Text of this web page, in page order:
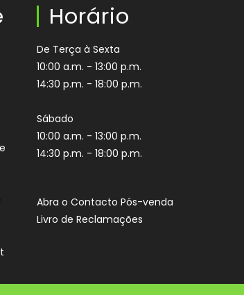
Horário
De Terça à Sexta
10:00 a.m. - 13:00 p.m.
14:30 p.m. - 18:00 p.m.
Sábado
10:00 a.m. - 13:00 p.m.
14:30 p.m. - 18:00 p.m.
Abra o Contacto Pós-venda
Livro de Reclamações